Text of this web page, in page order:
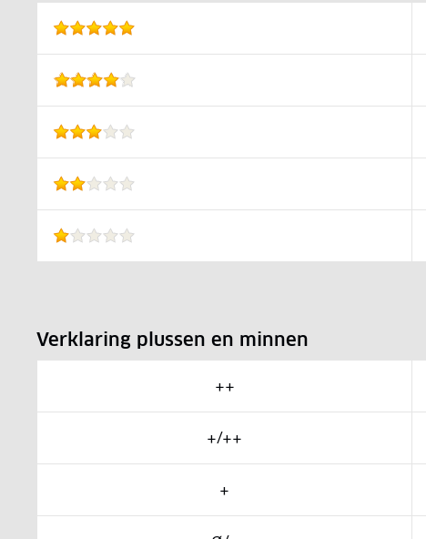
Verklaring plussen en minnen
++
+/++
+